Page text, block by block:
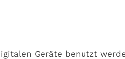
Geräte benutzt